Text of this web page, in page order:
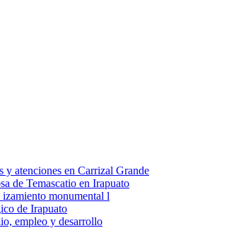
atenciones en Carrizal Grande
de Temascatio en Irapuato
monumental l
de Irapuato
empleo y desarrollo